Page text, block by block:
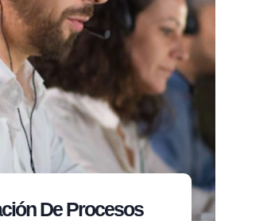
De Procesos